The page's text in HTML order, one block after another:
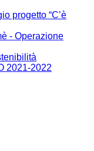
progetto “C’è
- Operazione
2021-2022